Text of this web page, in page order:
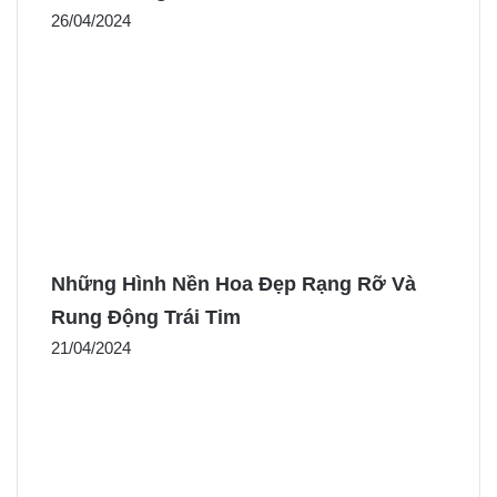
26/04/2024
Những Hình Nền Hoa Đẹp Rạng Rỡ Và
Rung Động Trái Tim
21/04/2024